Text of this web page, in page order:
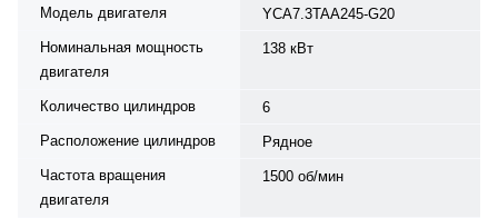
Модель двигателя
YCA7.3TAA245-G20
Номинальная мощность
двигателя
138 кВт
Количество цилиндров
6
Расположение цилиндров
Рядное
Частота вращения
двигателя
1500 об/мин